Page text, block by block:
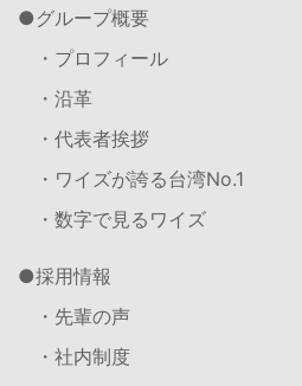
グループ概要
・プロフィール
・沿革
・代表者挨拶
・ワイズが誇る台湾No.1
・数字で見るワイズ
採用情報
・先輩の声
・社内制度